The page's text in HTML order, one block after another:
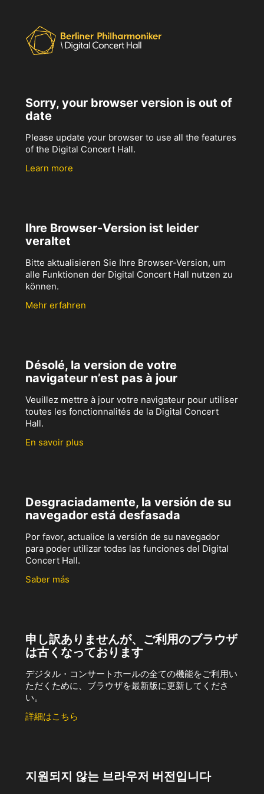
Sorry, your browser version is out of
date
Please update your browser to use all the features
of the Digital Concert Hall.
Learn more
Ihre Browser-Version ist leider
veraltet
Bitte aktualisieren Sie Ihre Browser-Version, um
alle Funktionen der Digital Concert Hall nutzen zu
können.
Mehr erfahren
Désolé, la version de votre
navigateur n’est pas à jour
Veuillez mettre à jour votre navigateur pour utiliser
toutes les fonctionnalités de la Digital Concert
Hall.
En savoir plus
Desgraciadamente, la versión de su
navegador está desfasada
Por favor, actualice la versión de su navegador
para poder utilizar todas las funciones del Digital
Concert Hall.
Saber más
申し訳ありませんが、ご利用のブラウザ
は古くなっております
デジタル・コンサートホールの全ての機能をご利用い
ただくために、ブラウザを最新版に更新してくださ
い。
詳細はこちら
지원되지 않는 브라우저 버전입니다